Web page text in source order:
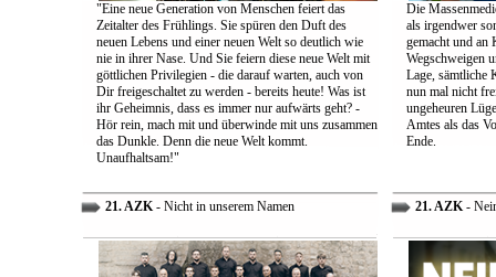
"Eine neue Generation von Menschen feiert das
Zeitalter des Frühlings. Sie spüren den Duft des
neuen Lebens und einer neuen Welt so deutlich wie
nie in ihrer Nase. Und Sie feiern diese neue Welt mit
göttlichen Privilegien - die darauf warten, auch von
Dir freigeschaltet zu werden - bereits heute! Was ist
ihr Geheimnis, dass es immer nur aufwärts geht? -
Hör rein, mach mit und überwinde mit uns zusammen
das Dunkle. Denn die neue Welt kommt.
Unaufhaltsam!"
Die
als irgendwer
gemacht und an
Wegschweigen
Lage, sämtliche
nun mal nicht
ungeheuren
Amtes als das
Ende.
21. AZK- Nicht in unserem Namen 21. AZK-